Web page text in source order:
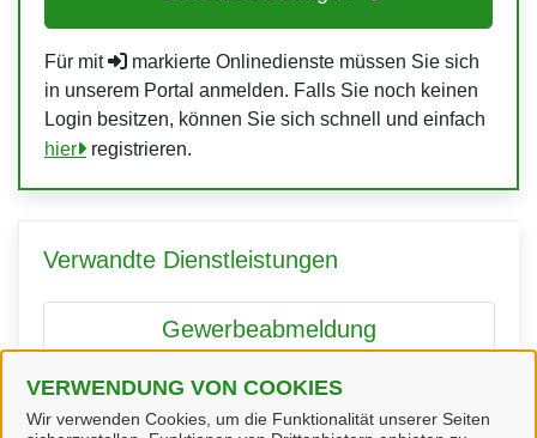
VERWENDUNG VON COOKIES
Wir verwenden Cookies, um die Funktionalität unserer Seiten
Für mit
markierte Onlinedienste müssen Sie sich
in unserem Portal anmelden. Falls Sie noch keinen
Login besitzen, können Sie sich schnell und einfach
hier
registrieren.
Verwandte Dienstleistungen
Gewerbeabmeldung
Gewerbeummeldung